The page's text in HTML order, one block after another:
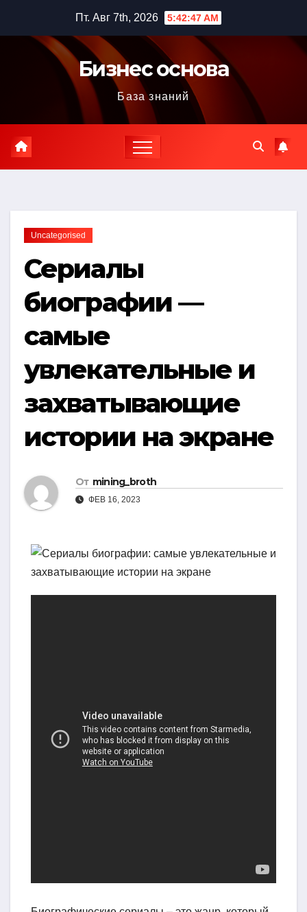
содержимому
Пт. Авг 7th, 2026 5:42:48 AM
Бизнес основа
База знаний
Uncategorised
Сериалы
биографии —
самые
увлекательные и
захватывающие
истории на экране
От mining_broth
ФЕВ 16, 2023